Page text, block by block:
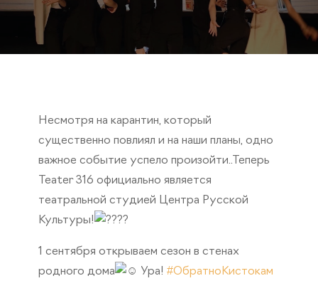
Несмотря на карантин, который
существенно повлиял и на наши планы, одно
важное событие успело произойти..Теперь
Teater 316 официально является
театральной студией Центра Русской
Культуры!
1 сентября открываем сезон в стенах
родного дома
Ура! #ОбратноКистокам